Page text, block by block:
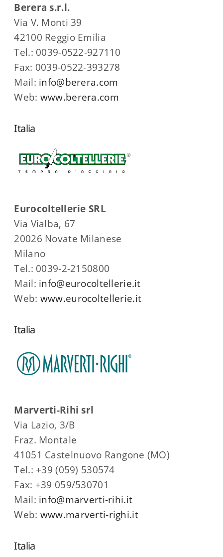
Berera s.r.l.
Via V. Monti 39
42100 Reggio Emilia
Tel.: 0039-0522-927110
Fax: 0039-0522-393278
Mail: info@berera.com
Web: www.berera.com
Italia
Eurocoltellerie SRL
Via Vialba, 67
20026 Novate Milanese
Milano
Tel.: 0039-2-2150800
Mail: info@eurocoltellerie.it
Web: www.eurocoltellerie.it
Italia
Marverti-Rihi srl
Via Lazio, 3/B
Fraz. Montale
41051 Castelnuovo Rangone (MO)
Tel.: +39 (059) 530574
Fax: +39 059/530701
Mail: info@marverti-rihi.it
Web: www.marverti-righi.it
Italia